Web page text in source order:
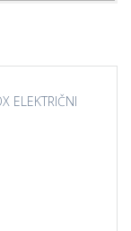
ELEKTRIČNI